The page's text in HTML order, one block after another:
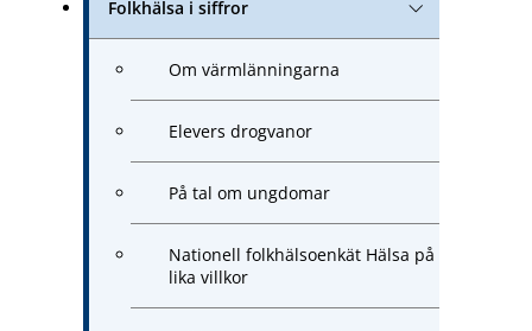
Folkhälsa i siffror
Om värmlänningarna
Elevers drogvanor
På tal om ungdomar
Nationell folkhälsoenkät Hälsa på
lika villkor